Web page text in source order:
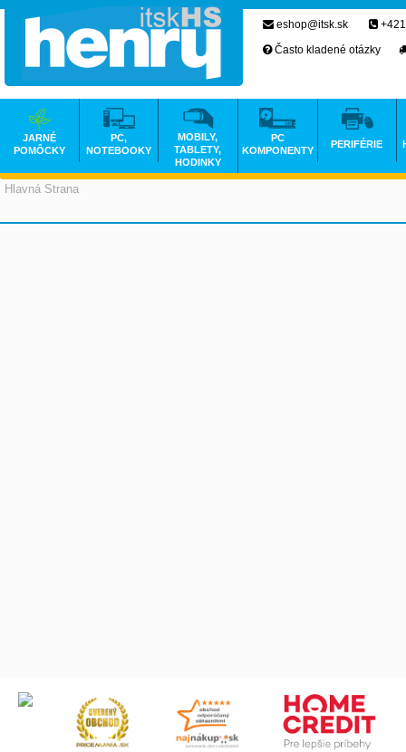
Hlavná Strana
eshop@itsk.sk
Často kladené otázky
JARNÉ
POMÔCKY
PC,
NOTEBOOKY
MOBILY,
TABLETY,
HODINKY
PC
KOMPONENTY
PERIFÉRIE